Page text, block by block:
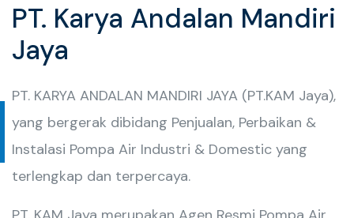
PT. Karya Andalan Mandiri
Jaya
PT. KARYA ANDALAN MANDIRI JAYA (PT.KAM Jaya),
yang bergerak dibidang Penjualan, Perbaikan &
Instalasi Pompa Air Industri & Domestic yang
terlengkap dan terpercaya.